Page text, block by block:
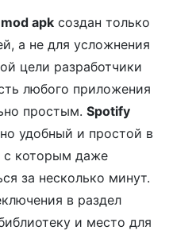
apk создан только
а не для усложнения
цели разработчики
любого приложения
простым. Spotify
удобный и простой в
с которым даже
за несколько минут.
в раздел
и место для